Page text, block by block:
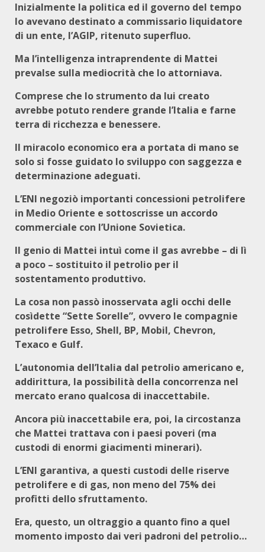
Inizialmente la politica ed il governo del tempo
lo avevano destinato a commissario liquidatore
di un ente, l’AGIP, ritenuto superfluo.
Ma l’intelligenza intraprendente di Mattei
prevalse sulla mediocrità che lo attorniava.
Comprese che lo strumento da lui creato
avrebbe potuto rendere grande l’Italia e farne
terra di ricchezza e benessere.
Il miracolo economico era a portata di mano se
solo si fosse guidato lo sviluppo con saggezza e
determinazione adeguati.
L’ENI negoziò importanti concessioni petrolifere
in Medio Oriente e sottoscrisse un accordo
commerciale con l’Unione Sovietica.
Il genio di Mattei intuì come il gas avrebbe – di lì
a poco – sostituito il petrolio per il
sostentamento produttivo.
La cosa non passò inosservata agli occhi delle
cosìdette “Sette Sorelle”, ovvero le compagnie
petrolifere Esso, Shell, BP, Mobil, Chevron,
Texaco e Gulf.
L’autonomia dell’Italia dal petrolio americano e,
addirittura, la possibilità della concorrenza nel
mercato erano qualcosa di inaccettabile.
Ancora più inaccettabile era, poi, la circostanza
che Mattei trattava con i paesi poveri (ma
custodi di enormi giacimenti minerari).
L’ENI garantiva, a questi custodi delle riserve
petrolifere e di gas, non meno del 75% dei
profitti dello sfruttamento.
Era, questo, un oltraggio a quanto fino a quel
momento imposto dai veri padroni del petrolio…